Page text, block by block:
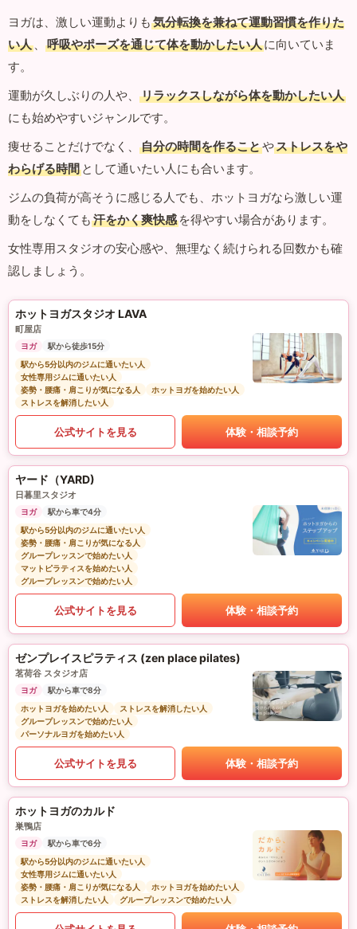
ヨガは、激しい運動よりも 気分転換を兼ねて運動習慣を作りた
い人 、 呼吸やポーズを通じて体を動かしたい人に向いていま
す。
運動が久しぶりの人や、
リラックスしながら体を動かしたい人
にも始めやすいジャンルです。
痩せることだけでなく、
自分の時間を作ることやストレスをや
わらげる時間 として通いたい人にも合います。
ジムの負荷が高そうに感じる人でも、ホットヨガなら激しい運
動をしなくても 汗をかく爽快感 を得やすい場合があります。
女性専用スタジオの安心感や、無理なく続けられる回数かも確
認しましょう。
ホットヨガスタジオ LAVA
町屋店
ヨガ
駅から徒歩15分
駅から5分以内のジムに通いたい人
女性専用ジムに通いたい人
姿勢・腰痛・肩こりが気になる人
ホットヨガを始めたい人
ストレスを解消したい人
公式サイトを見る 体験・相談予約
ヤード（YARD)
日暮里スタジオ
ヨガ
駅から車で4分
駅から5分以内のジムに通いたい人
姿勢・腰痛・肩こりが気になる人
グループレッスンで始めたい人
マットピラティスを始めたい人
グループレッスンで始めたい人
公式サイトを見る 体験・相談予約
ゼンプレイスピラティス (zen place pilates)
茗荷谷 スタジオ店
ヨガ
駅から車で8分
ホットヨガを始めたい人
ストレスを解消したい人
グループレッスンで始めたい人
パーソナルヨガを始めたい人
公式サイトを見る 体験・相談予約
ホットヨガのカルド
巣鴨店
ヨガ
駅から車で6分
駅から5分以内のジムに通いたい人
女性専用ジムに通いたい人
姿勢・腰痛・肩こりが気になる人
ホットヨガを始めたい人
ストレスを解消したい人
グループレッスンで始めたい人